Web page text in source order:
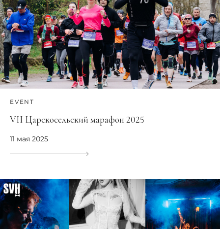
EVENT
VII Царскосельский марафон 2025
11 мая 2025